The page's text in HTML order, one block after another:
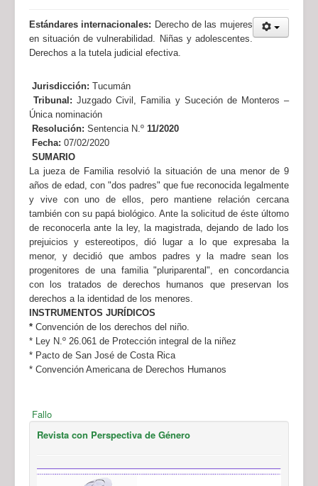
Estándares internacionales: Derecho de las mujeres
en situación de vulnerabilidad. Niñas y adolescentes.
Derechos a la tutela judicial efectiva.
Jurisdicción: Tucumán
Tribunal: Juzgado Civil, Familia y Suceción de Monteros –
Única nominación
Resolución: Sentencia N.º 11/2020
Fecha: 07/02/2020
SUMARIO
La jueza de Familia resolvió la situación de una menor de 9
años de edad, con "dos padres" que fue reconocida legalmente
y vive con uno de ellos, pero mantiene relación cercana
también con su papá biológico. Ante la solicitud de éste últomo
de reconocerla ante la ley, la magistrada, dejando de lado los
prejuicios y estereotipos, dió lugar a lo que expresaba la
menor, y decidió que ambos padres y la madre sean los
progenitores de una familia "pluriparental", en concordancia
con los tratados de derechos humanos que preservan los
derechos a la identidad de los menores.
INSTRUMENTOS JURÍDICOS
* Convención de los derechos del niño.
* Ley N.º 26.061 de Protección integral de la niñez
* Pacto de San José de Costa Rica
* Convención Americana de Derechos Humanos
Fallo
Revista con Perspectiva de Género